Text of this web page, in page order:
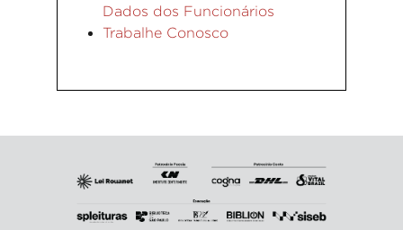
Dados dos Funcionários
Trabalhe Conosco